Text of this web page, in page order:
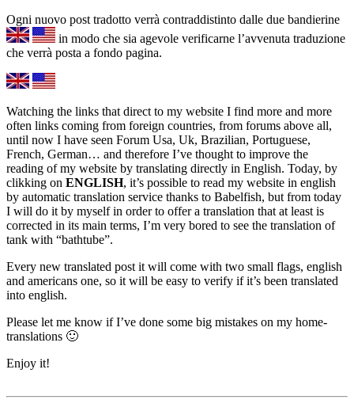
Ogni nuovo post tradotto verrà contraddistinto dalle due bandierine
in modo che sia agevole verificarne l’avvenuta traduzione
che verrà posta a fondo pagina.
Watching the links that direct to my website I find more and more
often links coming from foreign countries, from forums above all,
until now I have seen Forum Usa, Uk, Brazilian, Portuguese,
French, German… and therefore I’ve thought to improve the
reading of my website by translating directly in English. Today, by
clikking on ENGLISH, it’s possible to read my website in english
by automatic translation service thanks to Babelfish, but from today
I will do it by myself in order to offer a translation that at least is
corrected in its main terms, I’m very bored to see the translation of
tank with “bathtube”.
Every new translated post it will come with two small flags, english
and americans one, so it will be easy to verify if it’s been translated
into english.
Please let me know if I’ve done some big mistakes on my home-
translations 🙂
Enjoy it!